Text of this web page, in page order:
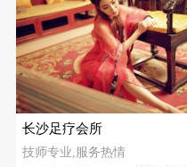
长沙足疗会所
技师专业,服务热情